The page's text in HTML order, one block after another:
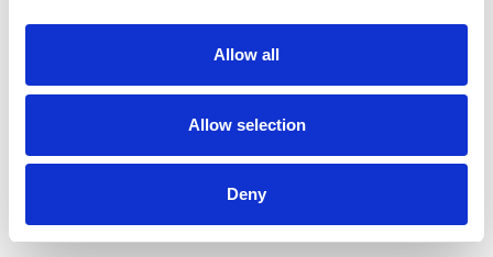
Allow all
Allow selection
Deny